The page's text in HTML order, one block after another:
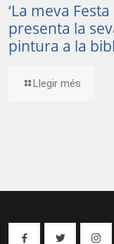
‘La meva
presenta la
pintura a la
Llegir més